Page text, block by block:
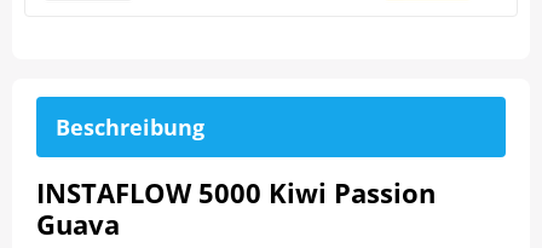
Beschreibung
INSTAFLOW 5000 Kiwi Passion
Guava